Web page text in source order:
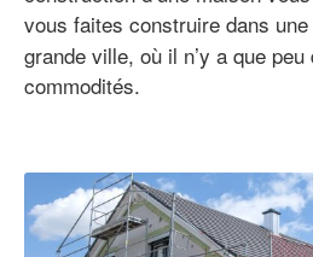
vous faites construire dans une
grande ville, où il n’y a que
commodités.